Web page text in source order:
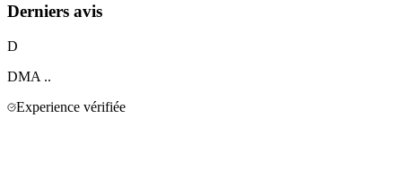
Derniers avis
D
DMA ..
Experience vérifiée